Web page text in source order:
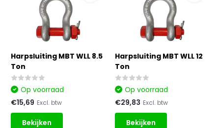
Harpsluiting MBT WLL 8.5
Ton
Op voorraad
€15,69 Excl. btw
Bekijken
Harpsluiting MBT WLL 12
Ton
Op voorraad
€29,83 Excl. btw
Bekijken